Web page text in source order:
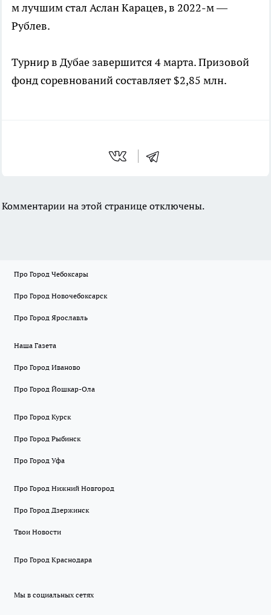
м лучшим стал Аслан Карацев, в 2022-м —
Рублев.
Турнир в Дубае завершится 4 марта. Призовой
фонд соревнований составляет $2,85 млн.
Комментарии на этой странице отключены.
Про Город Чебоксары
Про Город Новочебоксарск
Про Город Ярославль
Наша Газета
Про Город Иваново
Про Город Йошкар-Ола
Про Город Курск
Про Город Рыбинск
Про Город Уфа
Про Город Нижний Новгород
Про Город Дзержинск
Твои Новости
Про Город Краснодара
Мы в социальных сетях